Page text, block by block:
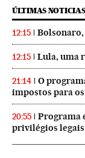
ÚLTIMAS NOTICIAS
12:15
12:15 Lula, uma
21:14
O
impostos para
20:55
Programa
privilégios